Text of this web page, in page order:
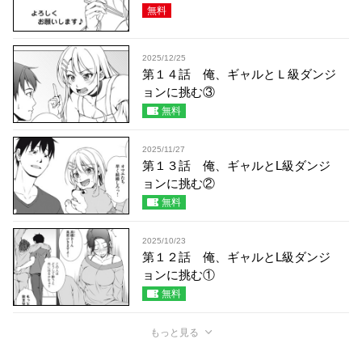
無料
2025/12/25
第１４話 俺、ギャルとＬ級ダンジ
ョンに挑む③
無料
2025/11/27
第１３話 俺、ギャルとL級ダンジ
ョンに挑む②
無料
2025/10/23
第１２話 俺、ギャルとL級ダンジ
ョンに挑む①
無料
もっと見る